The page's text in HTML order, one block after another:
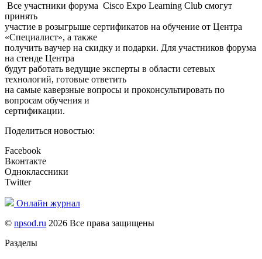
Все участники форума Cisco Expo Learning Club смогут
принять
участие в розыгрыше сертификатов на обучение от Центра
«Специалист», а также
получить ваучер на скидку и подарки. Для участников форума
на стенде Центра
будут работать ведущие эксперты в области сетевых
технологий, готовые ответить
на самые каверзные вопросы и проконсультировать по
вопросам обучения и
сертификации.
Поделиться новостью:
Facebook
Вконтакте
Одноклассники
Twitter
Онлайн журнал
© npsod.ru 2026 Все права защищены
Разделы